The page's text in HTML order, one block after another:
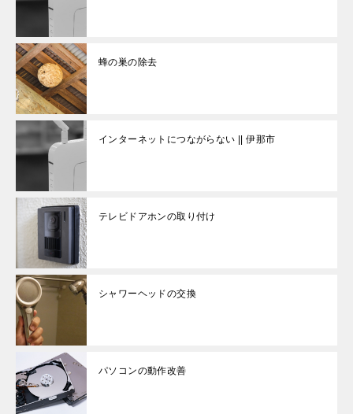
蜂の巣の除去
インターネットにつながらない || 伊那市
テレビドアホンの取り付け
シャワーヘッドの交換
パソコンの動作改善